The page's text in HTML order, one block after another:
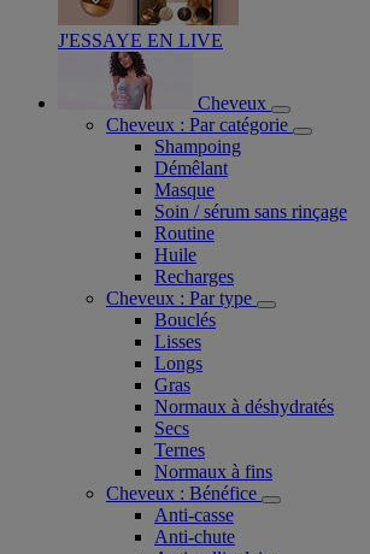
J'ESSAYE EN LIVE
Cheveux
Cheveux : Par catégorie
Shampoing
Démêlant
Masque
Soin / sérum sans rinçage
Routine
Huile
Recharges
Cheveux : Par type
Bouclés
Lisses
Longs
Gras
Normaux à déshydratés
Secs
Ternes
Normaux à fins
Cheveux : Bénéfice
Anti-casse
Anti-chute